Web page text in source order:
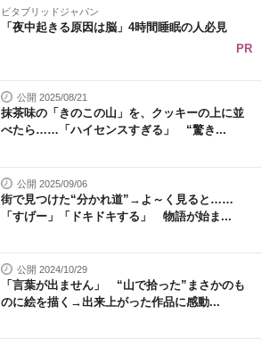
ビタブリッドジャパン
「夜中起きる原因は脳」4時間睡眠の人必見
PR
公開 2025/08/21
抹茶味の「きのこの山」を、クッキーの上に並
べたら……「ハイセンスすぎる」 “驚き...
公開 2025/09/06
街で見つけた“分かれ道”→よ～く見ると……
「すげー」「ドキドキする」 物語が始ま...
公開 2024/10/29
「言葉が出ません」 “山で拾った”まさかのも
のに絵を描く→出来上がった作品に感動...